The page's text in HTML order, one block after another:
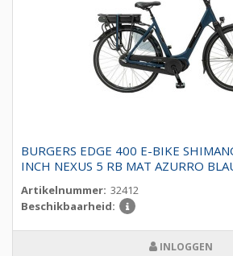
BURGERS EDGE 400 E-BIKE
INCH NEXUS 5 RB MAT AZURRO
Artikelnummer: 32412
Beschikbaarheid:
INLOGGEN